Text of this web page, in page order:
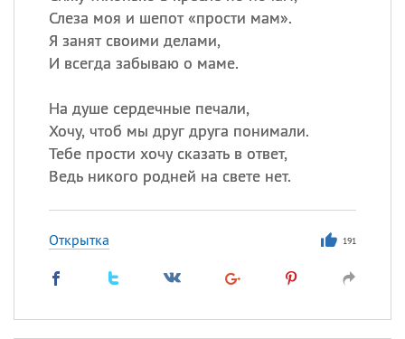
Слеза моя и шепот «прости мам».
Я занят своими делами,
И всегда забываю о маме.
На душе сердечные печали,
Хочу, чтоб мы друг друга понимали.
Тебе прости хочу сказать в ответ,
Ведь никого родней на свете нет.
Открытка 191